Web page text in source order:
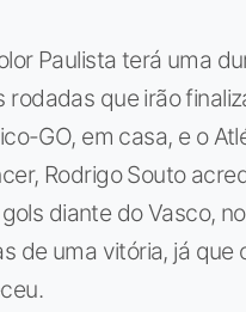
Paulista terá uma
que irão
GO, em casa, e o
Rodrigo Souto
diante do Vasco,
de uma vitória, já